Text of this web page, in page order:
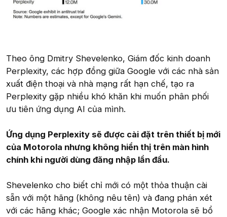
Theo ông Dmitry Shevelenko, Giám đốc kinh doanh
Perplexity, các hợp đồng giữa Google với các nhà sản
xuất điện thoại và nhà mạng rất hạn chế, tạo ra
Perplexity gặp nhiều khó khăn khi muốn phân phối
ưu tiên ứng dụng AI của mình.
Ứng dụng Perplexity sẽ được cài đặt trên thiết bị mới
của Motorola nhưng không hiển thị trên màn hình
chính khi người dùng đăng nhập lần đầu.
Shevelenko cho biết chỉ mới có một thỏa thuận cài
sẵn với một hãng (không nêu tên) và đang phán xét
với các hãng khác; Google xác nhận Motorola sẽ bổ